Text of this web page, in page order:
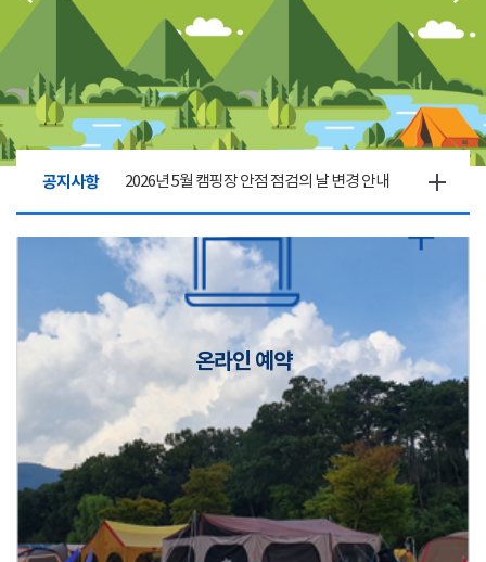
공지사항 2026년 5월 캠핑장 안점 점검의 날 변경 안내
캠핑장(9월1일~6일) 미운영 공지
2026년 5월 캠핑장 안점 점검의 날 변경 안내
캠핑장(9월1일~6일) 미운영 공지
온라인 예약